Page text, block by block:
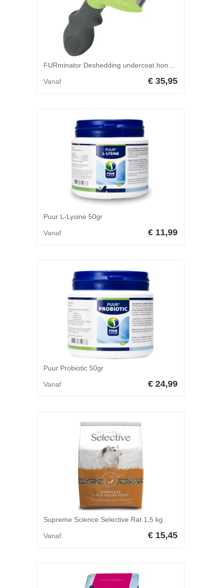
Vanaf € 35,95
Puur L-Lysine 50gr
Vanaf € 11,99
Puur Probiotic 50gr
Vanaf € 24,99
Supreme Science Selective Rat 1,5 kg
Vanaf € 15,45